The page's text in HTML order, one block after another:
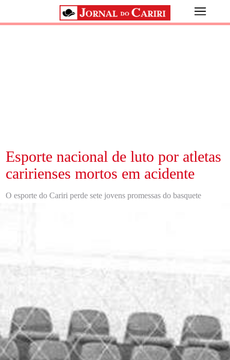
Esporte nacional de luto por atletas
caririenses mortos em acidente
O esporte do Cariri perde sete jovens promessas do basquete